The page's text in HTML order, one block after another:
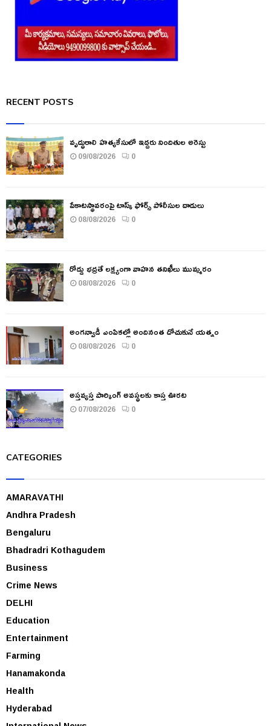
RECENT POSTS
వృద్ధురాలి హత్యకేసులో ఇద్దరు నిందితుల అరెస్టు
09/08/2026 0
పేకాటస్థావరంపై టాస్క్ ఫోర్స్ పోలీసుల దాడులు
08/08/2026 0
రోడ్డు భద్రతే లక్ష్యంగా వాహన తనిఖీలు ముమ్మరం
08/08/2026 0
అంగన్వాడీ ఎంపికల్లో అందినంత దోచుకునే యత్నం
08/08/2026 0
అస్తవ్యస్త పార్కింగ్ అవస్థలకు కాస్త ఊరట
07/08/2026 0
CATEGORIES
AMARAVATHI
Andhra Pradesh
Bengaluru
Bhadradri Kothagudem
Business
Crime News
DELHI
Education
Entertainment
Farming
Hanamakonda
Health
Hyderabad